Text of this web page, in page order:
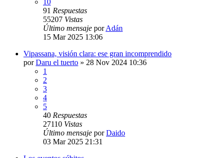
91 Respuestas
55207 Vistas
Último mensaje porAdán
15 Mar 2025 13:06
Vipassana, visión clara: ese gran incomprendido
porDaru el tuerto » 28 Nov 2024 10:36
1
2
3
4
5
40 Respuestas
27110 Vistas
Último mensaje porDaido
03 Mar 2025 21:31